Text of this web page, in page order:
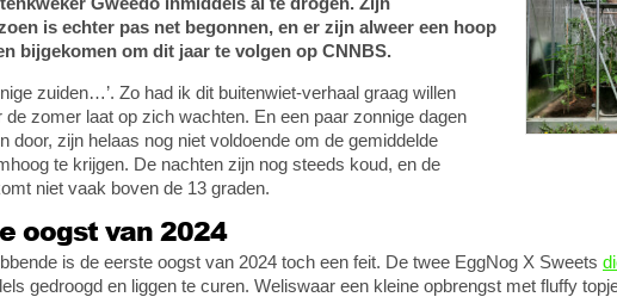
is echter pas net begonnen, en er zijn alweer een hoop
bijgekomen om dit jaar te volgen op CNNBS.
zuiden…’. Zo had ik dit buitenwiet-verhaal graag willen
de zomer laat op zich wachten. En een paar zonnige dagen
door, zijn helaas nog niet voldoende om de gemiddelde
te krijgen. De nachten zijn nog steeds koud, en de
niet vaak boven de 13 graden.
oogst van 2024
is de eerste oogst van 2024 toch een feit. De twee EggNog X Sweets
gedroogd en liggen te curen. Weliswaar een kleine opbrengst met fluffy